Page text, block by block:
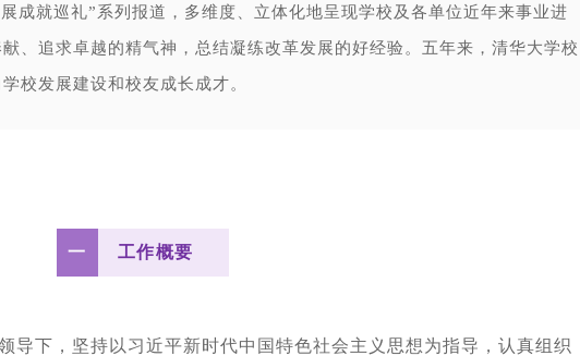
成就巡礼”系列报道，多维度、立体化地呈现学校及各单位近年来事业进
、追求卓越的精气神，总结凝练改革发展的好经验。五年来，清华大学校
校发展建设和校友成长成才。
一 工作概要
导下，坚持以习近平新时代中国特色社会主义思想为指导，认真组织